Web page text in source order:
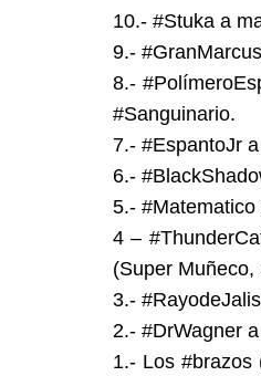
10.- #Stuka a
9.-
8.-
#Sanguinario.
7.- #EspantoJr
6.-
5.-
4 –
(Super
3.-
2.- #DrWagner
1.- Los